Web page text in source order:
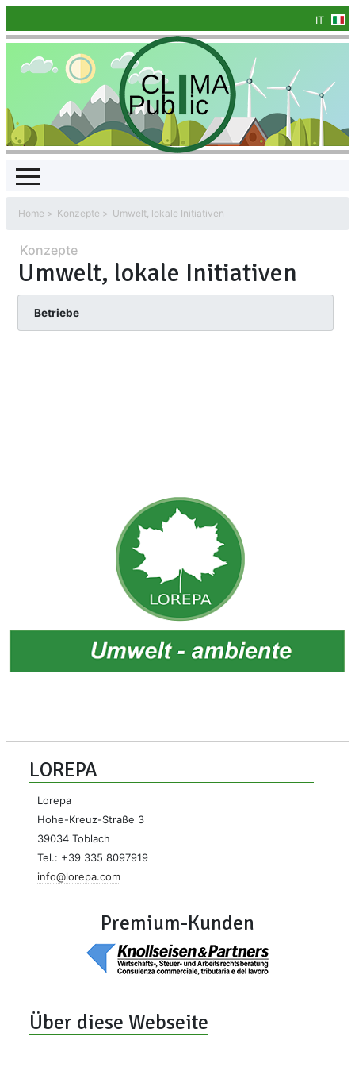
IT
Home Konzepte Umwelt, lokale Initiativen
Konzepte
Umwelt, lokale Initiativen
Betriebe
LOREPA
Lorepa
Hohe-Kreuz-Straße 3
39034 Toblach
Tel.: +39 335 8097919
info@lorepa.com
Premium-Kunden
Über diese Webseite